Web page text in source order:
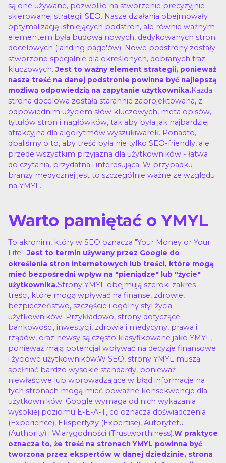
są one używane, pozwoliło na stworzenie precyzyjnie
skierowanej strategii SEO. Nasze działania obejmowały
optymalizację istniejących podstron, ale równie ważnym
elementem była budowa nowych, dedykowanych stron
docelowych (landing page'ów). Nowe podstrony zostały
stworzone specjalnie dla określonych, dobranych fraz
kluczowych.Jest to ważny element strategii, ponieważ
nasza treść na danej podstronie powinna być najlepszą
możliwą odpowiedzią na zapytanie użytkownika.Każda
strona docelowa została starannie zaprojektowana, z
odpowiednim użyciem słów kluczowych, meta opisów,
tytułów stron i nagłówków, tak aby była jak najbardziej
atrakcyjna dla algorytmów wyszukiwarek. Ponadto,
dbaliśmy o to, aby treść była nie tylko SEO-friendly, ale
przede wszystkim przyjazna dla użytkowników - łatwa
do czytania, przydatna i interesująca. W przypadku
branży medycznej jest to szczególnie ważne ze względu
na YMYL.
Warto pamiętać o YMYL
To akronim, który w SEO oznacza "Your Money or Your
Life".Jest to termin używany przez Google do
określenia stron internetowych lub treści, które mogą
mieć bezpośredni wpływ na "pieniądze" lub "życie"
użytkownika.Strony YMYL obejmują szeroki zakres
treści, które mogą wpływać na finanse, zdrowie,
bezpieczeństwo, szczęście i ogólny styl życia
użytkowników. Przykładowo, strony dotyczące
bankowości, inwestycji, zdrowia i medycyny, prawa i
rządów, oraz newsy są często klasyfikowane jako YMYL,
ponieważ mają potencjał wpływać na decyzje finansowe
i życiowe użytkowników.W SEO, strony YMYL muszą
spełniać bardzo wysokie standardy, ponieważ
niewłaściwe lub wprowadzające w błąd informacje na
tych stronach mogą mieć poważne konsekwencje dla
użytkowników. Google wymaga od nich wykazania
wysokiej poziomu E-E-A-T, co oznacza doświadczenia
(Experience), Ekspertyzy (Expertise), Autorytetu
(Authority) i Wiarygodności (Trustworthiness).W praktyce
oznacza to, że treść na stronach YMYL powinna być
tworzona przez ekspertów w danej dziedzinie, strona